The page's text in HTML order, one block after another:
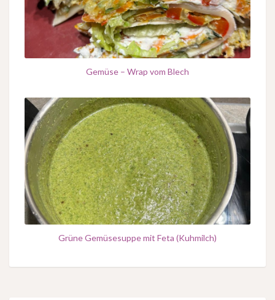
Gemüse – Wrap vom Blech
Grüne Gemüsesuppe mit Feta (Kuhmilch)